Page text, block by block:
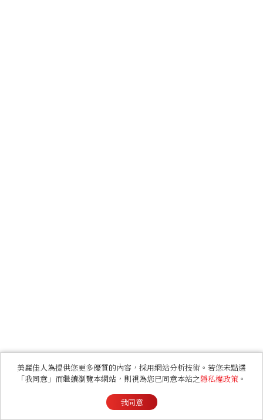
美麗佳人為提供您更多優質的內容，採用網站分析技術。若您未點選
「我同意」而繼續瀏覽本網站，則視為您已同意本站之隱私權政策 。
我同意